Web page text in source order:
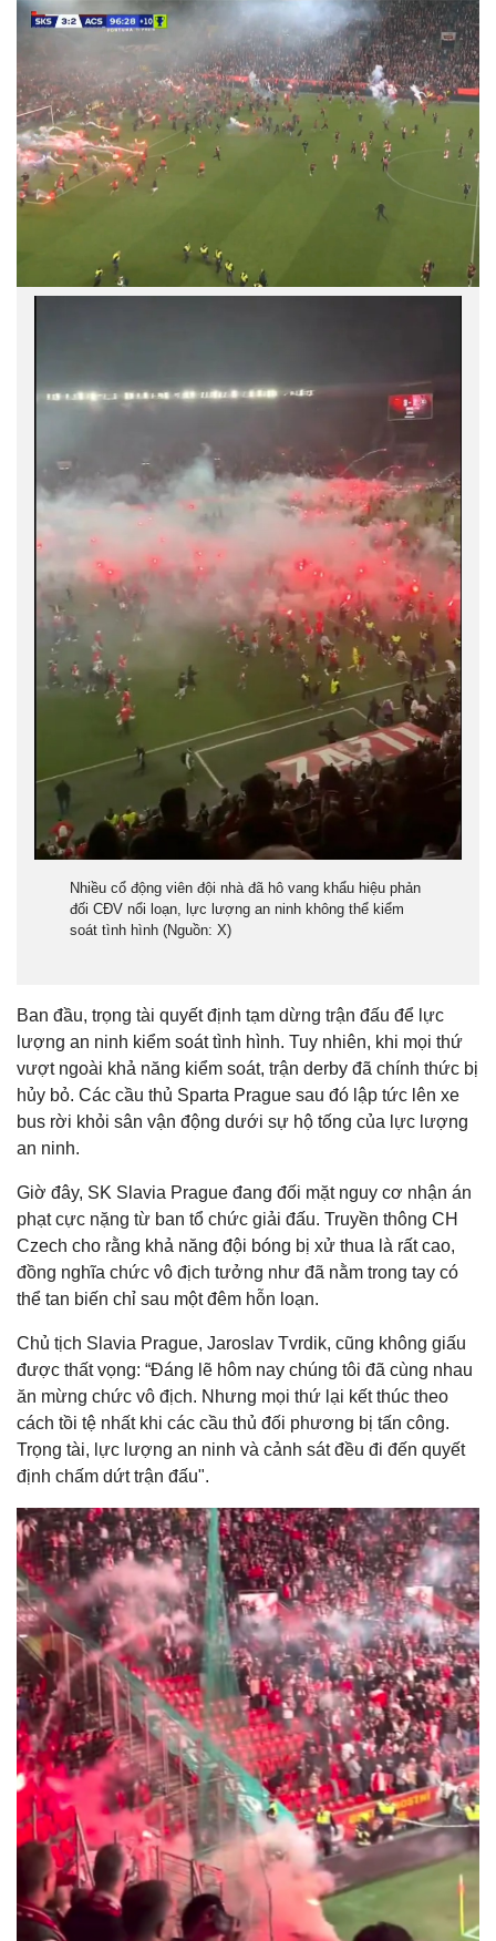
Nhiều cổ động viên đội nhà đã hô vang khẩu hiệu phản
đối CĐV nổi loạn, lực lượng an ninh không thể kiểm
soát tình hình (Nguồn: X)
Ban đầu, trọng tài quyết định tạm dừng trận đấu để lực
lượng an ninh kiểm soát tình hình. Tuy nhiên, khi mọi thứ
vượt ngoài khả năng kiểm soát, trận derby đã chính thức bị
hủy bỏ. Các cầu thủ Sparta Prague sau đó lập tức lên xe
bus rời khỏi sân vận động dưới sự hộ tống của lực lượng
an ninh.
Giờ đây, SK Slavia Prague đang đối mặt nguy cơ nhận án
phạt cực nặng từ ban tổ chức giải đấu. Truyền thông CH
Czech cho rằng khả năng đội bóng bị xử thua là rất cao,
đồng nghĩa chức vô địch tưởng như đã nằm trong tay có
thể tan biến chỉ sau một đêm hỗn loạn.
Chủ tịch Slavia Prague, Jaroslav Tvrdik, cũng không giấu
được thất vọng: “Đáng lẽ hôm nay chúng tôi đã cùng nhau
ăn mừng chức vô địch. Nhưng mọi thứ lại kết thúc theo
cách tồi tệ nhất khi các cầu thủ đối phương bị tấn công.
Trọng tài, lực lượng an ninh và cảnh sát đều đi đến quyết
định chấm dứt trận đấu".